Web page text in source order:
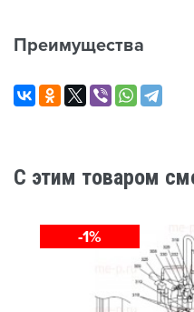
Преимущества
C этим товаром
-1%